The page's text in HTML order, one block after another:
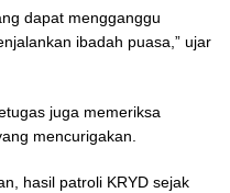
dapat mengganggu
ibadah puasa,” ujar
juga memeriksa
mencurigakan.
hasil patroli KRYD sejak